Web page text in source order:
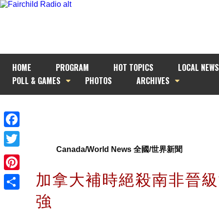
HOME PROGRAM HOT TOPICS
LOCAL NEWS
POLL & GAMES
PHOTOS ARCHIVES
Facebook
Twitter
Pinterest
Canada/World News 全國/世界新聞
加拿大補時絕殺南非晉
強